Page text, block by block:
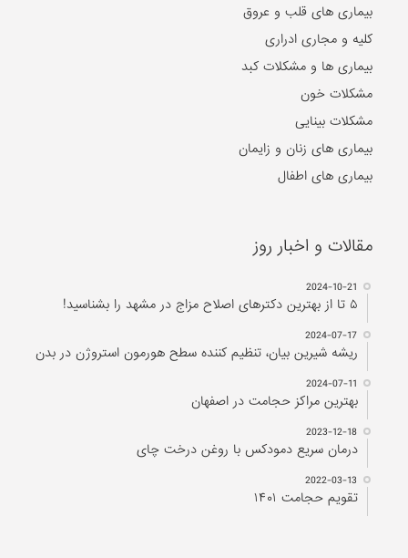
بیماری های قلب و عروق
کلیه و مجاری ادراری
بیماری ها و مشکلات کبد
مشکلات خون
مشکلات بینایی
بیماری های زنان و زایمان
بیماری های اطفال
مقالات و اخبار روز
2024-10-21
۵ تا از بهترین دکتر‌های اصلاح مزاج در مشهد را بشناسید!
2024-07-17
ریشه شیرین بیان، تنظیم کننده سطح هورمون استروژن در بدن
2024-07-11
بهترین مراکز حجامت در اصفهان
2023-12-18
درمان سریع دمودکس با روغن درخت چای
2022-03-13
تقویم حجامت ۱۴۰۱